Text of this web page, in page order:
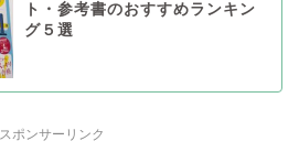
ト・参考書のおすすめランキン
グ５選
スポンサーリンク